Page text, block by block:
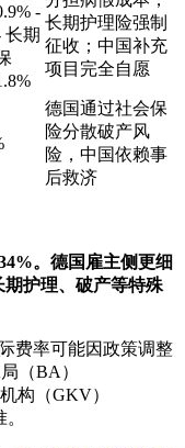
-
长期
长期护理险强制
征收；中国补充
项目完全自愿
德国通过社会保
险分散破产风
险，中国依赖事
后救济
。德国雇主侧更细
护理、破产等特殊
费率可能因政策调整
（BA）
构（GKV）